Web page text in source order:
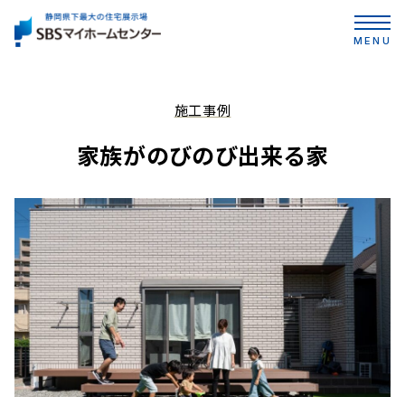
MENU
施工事例
家族がのびのび出来る家